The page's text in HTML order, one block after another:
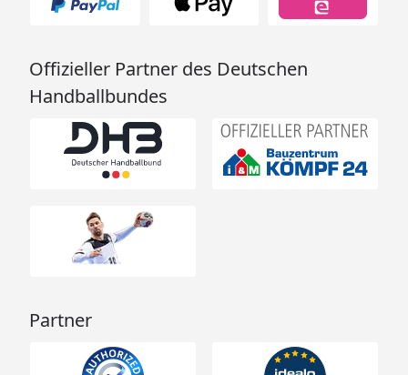
Offizieller Partner des Deutschen
Handballbundes
Partner